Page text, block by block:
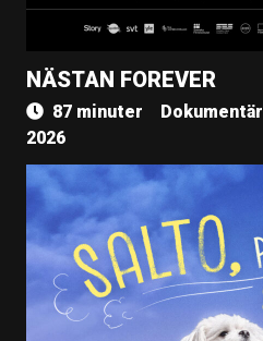
NÄSTAN FOREVER
87 minuter Dokumentär
2026